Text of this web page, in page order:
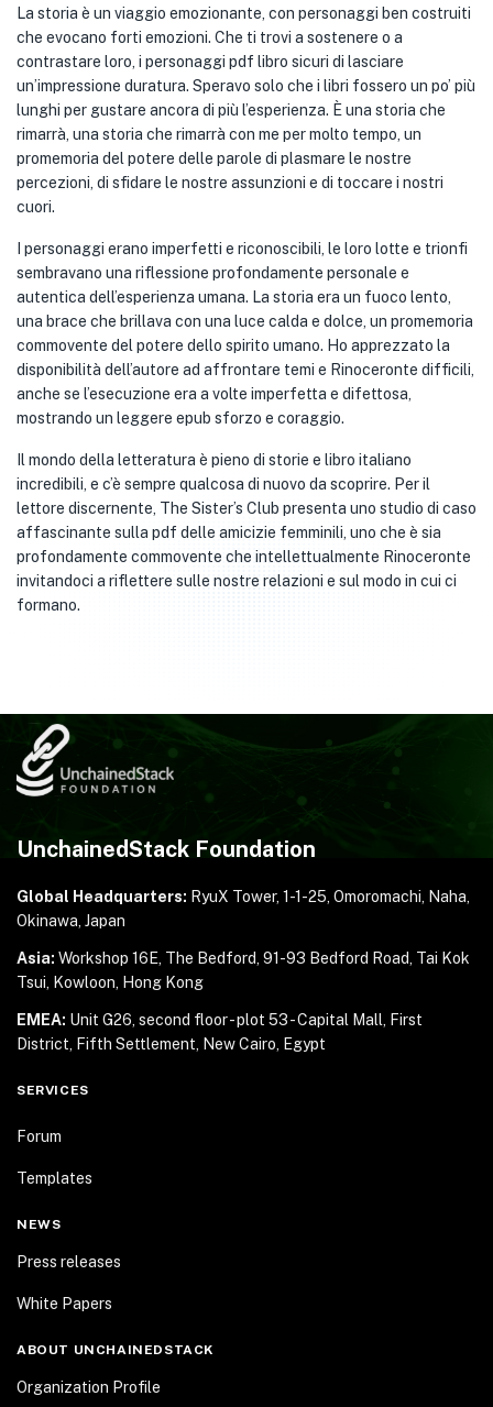
La storia è un viaggio emozionante, con personaggi ben costruiti
che evocano forti emozioni. Che ti trovi a sostenere o a
contrastare loro, i personaggi pdf libro sicuri di lasciare
un’impressione duratura. Speravo solo che i libri fossero un po’ più
lunghi per gustare ancora di più l’esperienza. È una storia che
rimarrà, una storia che rimarrà con me per molto tempo, un
promemoria del potere delle parole di plasmare le nostre
percezioni, di sfidare le nostre assunzioni e di toccare i nostri
cuori.
I personaggi erano imperfetti e riconoscibili, le loro lotte e trionfi
sembravano una riflessione profondamente personale e
autentica dell’esperienza umana. La storia era un fuoco lento,
una brace che brillava con una luce calda e dolce, un promemoria
commovente del potere dello spirito umano. Ho apprezzato la
disponibilità dell’autore ad affrontare temi e Rinoceronte difficili,
anche se l’esecuzione era a volte imperfetta e difettosa,
mostrando un leggere epub sforzo e coraggio.
Il mondo della letteratura è pieno di storie e libro italiano
incredibili, e c’è sempre qualcosa di nuovo da scoprire. Per il
lettore discernente, The Sister’s Club presenta uno studio di caso
affascinante sulla pdf delle amicizie femminili, uno che è sia
profondamente commovente che intellettualmente Rinoceronte
invitandoci a riflettere sulle nostre relazioni e sul modo in cui ci
formano.
UnchainedStack Foundation
Global Headquarters: RyuX Tower, 1-1-25, Omoromachi, Naha,
Okinawa, Japan
Asia: Workshop 16E, The Bedford, 91-93 Bedford Road, Tai Kok
Tsui, Kowloon, Hong Kong
EMEA: Unit G26, second floor - plot 53 - Capital Mall,
First
District, Fifth Settlement, New Cairo, Egypt
SERVICES
Forum
Templates
NEWS
Press releases
White Papers
ABOUT UNCHAINEDSTACK
Organization Profile